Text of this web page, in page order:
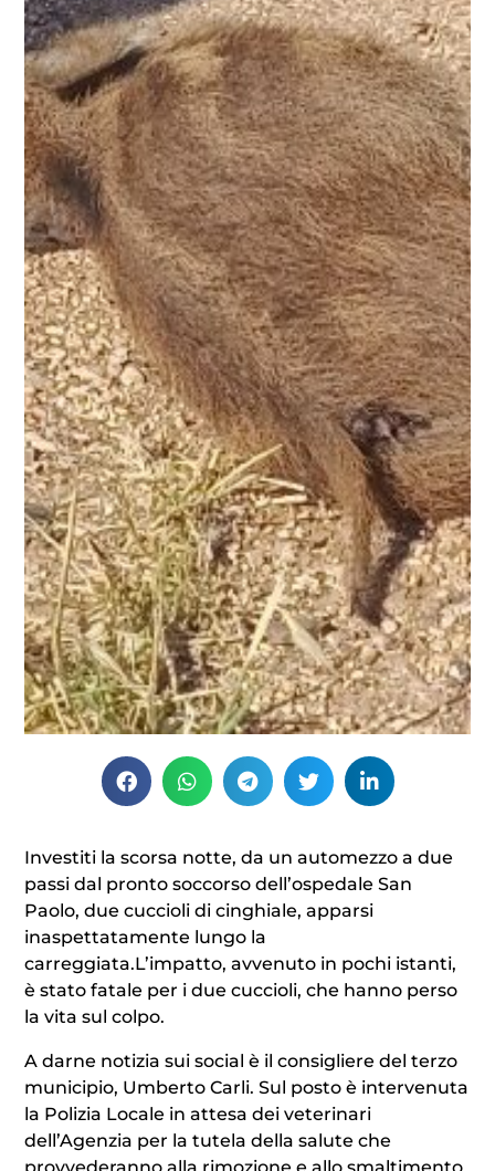
Investiti la scorsa notte, da un automezzo a due
passi dal pronto soccorso dell’ospedale San
Paolo, due cuccioli di cinghiale, apparsi
inaspettatamente lungo la
carreggiata.L’impatto, avvenuto in pochi istanti,
è stato fatale per i due cuccioli, che hanno perso
la vita sul colpo.
A darne notizia sui social è il consigliere del terzo
municipio, Umberto Carli. Sul posto è intervenuta
la Polizia Locale in attesa dei veterinari
dell’Agenzia per la tutela della salute che